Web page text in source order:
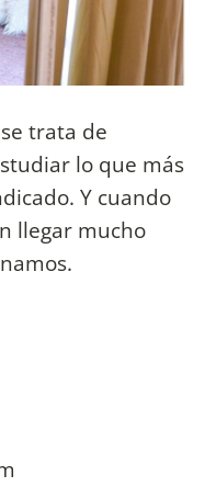
trata de
lo que más
Y cuando
llegar mucho